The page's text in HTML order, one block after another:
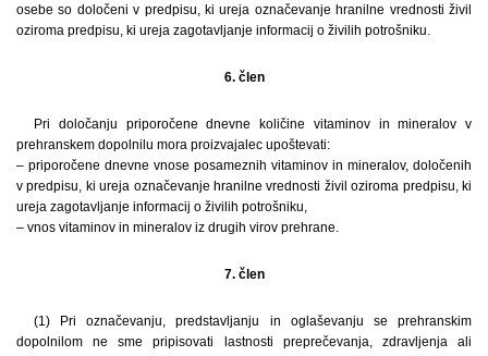
osebe so določeni v predpisu, ki ureja označevanje hranilne vrednosti živil
oziroma predpisu, ki ureja zagotavljanje informacij o živilih potrošniku.
6. člen
Pri določanju priporočene dnevne količine vitaminov in mineralov v
prehranskem dopolnilu mora proizvajalec upoštevati:
– priporočene dnevne vnose posameznih vitaminov in mineralov, določenih
v predpisu, ki ureja označevanje hranilne vrednosti živil oziroma predpisu, ki
ureja zagotavljanje informacij o živilih potrošniku,
– vnos vitaminov in mineralov iz drugih virov prehrane.
7. člen
(1) Pri označevanju, predstavljanju in oglaševanju se prehranskim
dopolnilom ne sme pripisovati lastnosti preprečevanja, zdravljenja ali